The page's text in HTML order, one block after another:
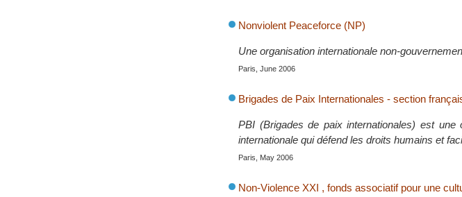
Nonviolent Peaceforce (NP)
Une organisation internationale non-
Paris, June 2006
Brigades de Paix Internationales - section
PBI (Brigades de paix internationales) est une
internationale qui défend les droits humains et
Paris, May 2006
Non-Violence XXI , fonds associatif pour une